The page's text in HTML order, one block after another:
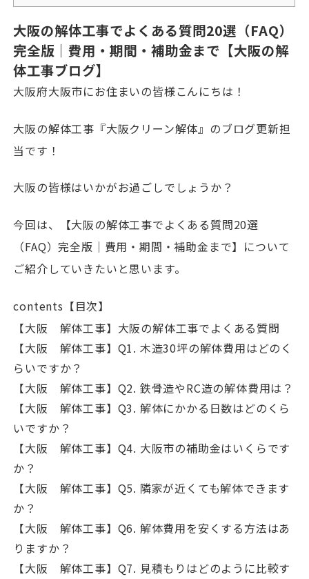
大阪の解体工事でよくある質問20選（FAQ）
完全版｜費用・期間・補助金まで【大阪の解
体工事ブログ】
大阪府大阪市にお住まいの皆様こんにちは！
大阪の解体工事『大阪クリーン解体』のブログ更新担
当です！
大阪の皆様はいかがお過ごしでしょうか？
今回は、【大阪の解体工事でよくある質問20選
（FAQ）完全版｜費用・期間・補助金まで】について
ご紹介していきたいと思います。
contents【目次】
【大阪 解体工事】大阪の解体工事でよくある質問
【大阪 解体工事】Q1. 木造30坪の解体費用はどのく
らいですか？
【大阪 解体工事】Q2. 鉄骨造やRC造の解体費用は？
【大阪 解体工事】Q3. 解体にかかる日数はどのくら
いですか？
【大阪 解体工事】Q4. 大阪市の補助金はいくらです
か？
【大阪 解体工事】Q5. 隣家が近くても解体できます
か？
【大阪 解体工事】Q6. 解体費用を安くする方法はあ
りますか？
【大阪 解体工事】Q7. 見積もりはどのように比較す